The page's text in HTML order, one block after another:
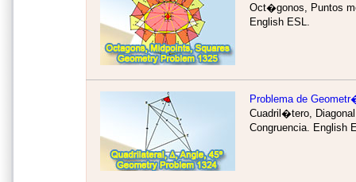
Oct�gonos, Puntos
English ESL.
Problema de
Cuadril�tero,
Congruencia. English